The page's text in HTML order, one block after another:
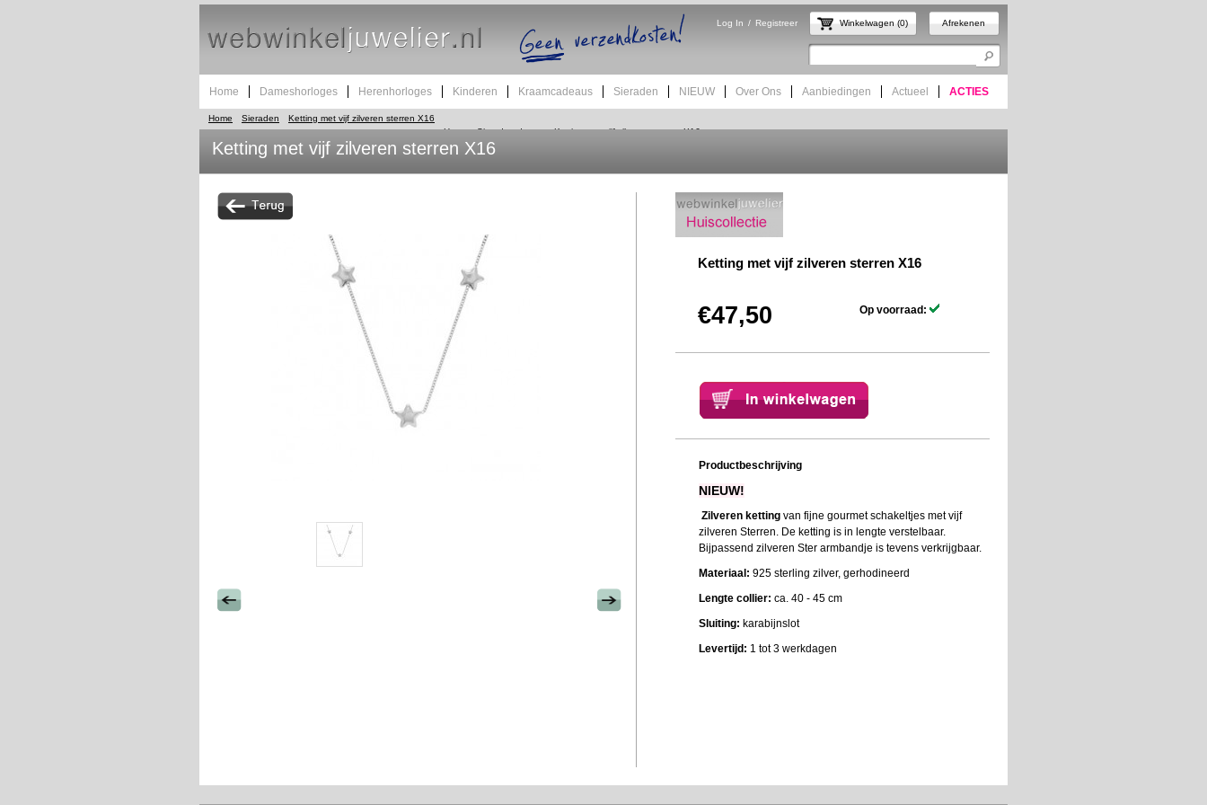
Log In / Registreer Winkelwagen (0) Afrekenen
Home Dameshorloges Herenhorloges Kinderen Kraamcadeaus Sieraden NIEUW Over Ons Aanbiedingen Actueel ACTIES
Home Sieraden
Ketting met vijf zilveren sterren X16
Home
Sieraden dames Ketting met vijf zilveren sterren X16
Ketting met vijf zilveren sterren X16
Ketting met vijf zilveren sterren X16
€47,50 Op voorraad:
Productbeschrijving
NIEUW!
Zilveren ketting van fijne gourmet schakeltjes met vijf
zilveren Sterren. De ketting is in lengte verstelbaar.
Bijpassend zilveren Ster armbandje is tevens verkrijgbaar.
Materiaal: 925 sterling zilver, gerhodineerd
Lengte collier: ca. 40 - 45 cm
Sluiting: karabijnslot
Levertijd: 1 tot 3 werkdagen